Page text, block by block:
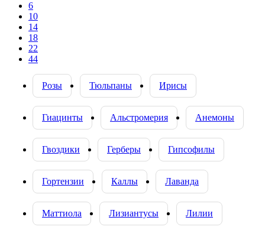
6
10
14
18
22
44
Розы Тюльпаны Ирисы
Гиацинты Альстромерия Анемоны
Гвоздики Герберы Гипсофилы
Гортензии Каллы Лаванда
Маттиола Лизиантусы Лилии